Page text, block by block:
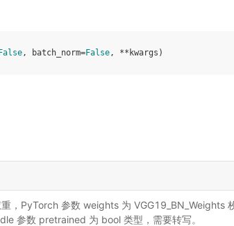
False, batch_norm=False, ** kwargs )
，PyTorch 参数 weights 为 VGG19_BN_Weights
参数 pretrained 为 bool 类型，需要转写。